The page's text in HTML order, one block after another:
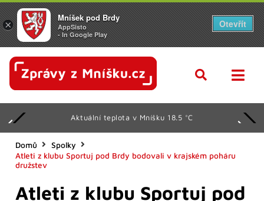
Aktuální teplota v Mníšku 18.5 °C
Domů
Spolky
Atleti z klubu Sportuj pod Brdy bodovali v krajském poháru
družstev
Atleti z klubu Sportuj pod
×
Mníšek pod Brdy
AppSisto
- In Google Play
Otevřít